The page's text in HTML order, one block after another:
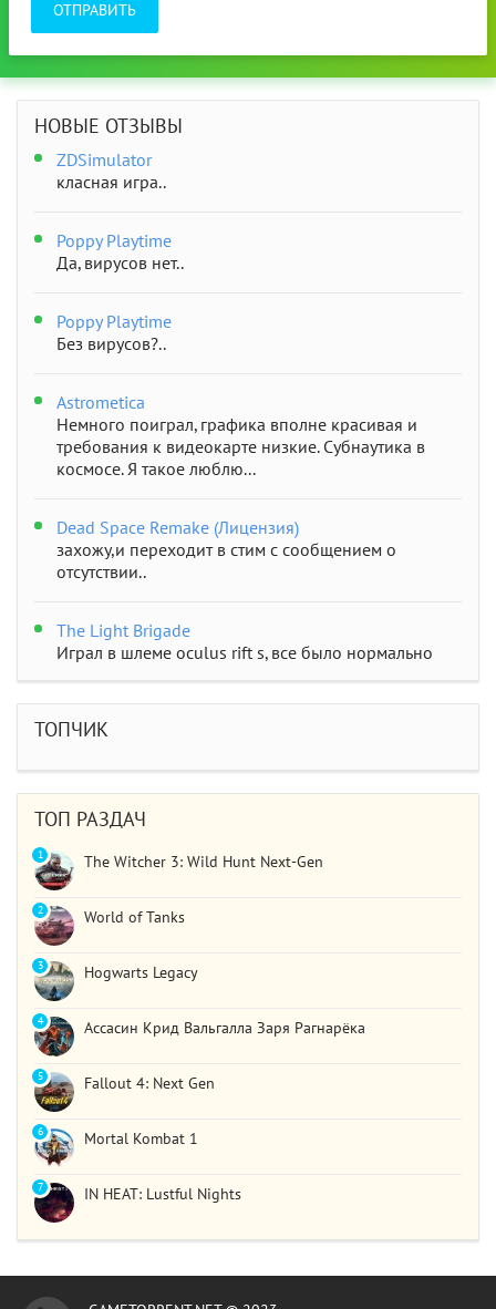
ОТПРАВИТЬ
НОВЫЕ ОТЗЫВЫ
ZDSimulator
класная игра..
Poppy Playtime
Да, вирусов нет..
Poppy Playtime
Без вирусов?..
Astrometica
Немного поиграл, графика вполне красивая и
требования к видеокарте низкие. Субнаутика в
космосе. Я такое люблю...
Dead Space Remake (Лицензия)
захожу,и переходит в стим с сообщением о
отсутствии..
The Light Brigade
Играл в шлеме oculus rift s, все было нормально
сюжет и..
ТОПЧИК
ТОП РАЗДАЧ
The Witcher 3: Wild Hunt Next-Gen
1
World of Tanks
2
Hogwarts Legacy
3
Ассасин Крид Вальгалла Заря Рагнарёка
4
Fallout 4: Next Gen
5
Mortal Kombat 1
6
IN HEAT: Lustful Nights
7